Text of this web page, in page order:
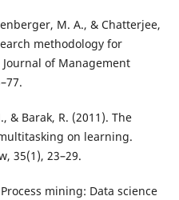
M. A., & Chatterjee,
methodology for
of Management
& Barak, R. (2011). The
on learning.
35(1), 23–29.
mining: Data science